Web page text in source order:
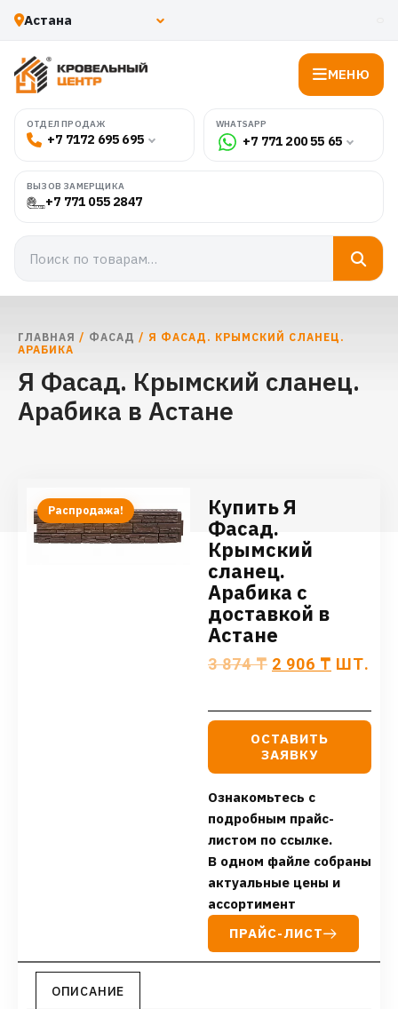
МЕНЮ
ОТДЕЛ ПРОДАЖ
+7 7172 695 695
WHATSAPP
+7 771 200 55 65
ВЫЗОВ ЗАМЕРЩИКА
+7 771 055 2847
ГЛАВНАЯ / ФАСАД / Я ФАСАД. КРЫМСКИЙ СЛАНЕЦ.
АРАБИКА
Я Фасад. Крымский сланец.
Арабика в Астане
Распродажа!
Купить Я
Фасад.
Крымский
сланец.
Арабика с
доставкой в
Астане
3 874₸ 2 906 ₸ ШТ.
ОСТАВИТЬ
ЗАЯВКУ
Ознакомьтесь с
подробным прайс-
листом по ссылке.
В одном файле собраны
актуальные цены и
ассортимент
ПРАЙС-ЛИСТ
ОПИСАНИЕ